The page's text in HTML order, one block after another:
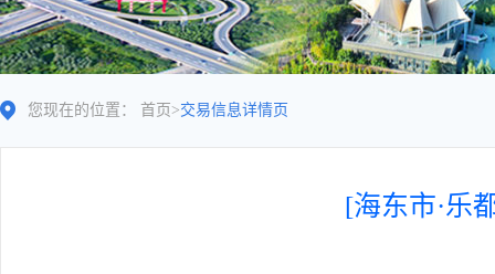
您现在的位置： 首页 >交易信息详情页
[海东市·乐